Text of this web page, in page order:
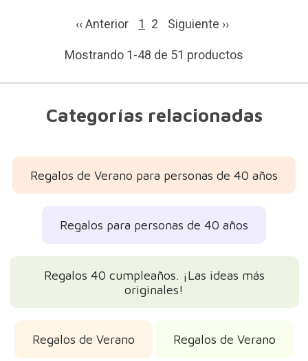
‹‹ Anterior 1 2 Siguiente ››
Mostrando 1-48 de 51 productos
Categorías relacionadas
Regalos de Verano para personas de 40 años
Regalos para personas de 40 años
Regalos 40 cumpleaños. ¡Las ideas más
originales!
Regalos de Verano Regalos de Verano